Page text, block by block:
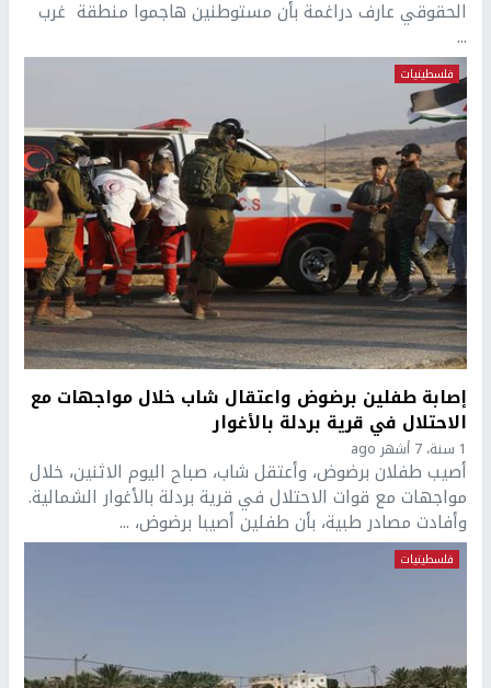
الحقوقي عارف دراغمة بأن مستوطنين هاجموا منطقة غرب
...
فلسطينيات
إصابة طفلين برضوض واعتقال شاب خلال مواجهات مع
الاحتلال في قرية بردلة بالأغوار
1 سنة، 7 أشهر ago
أصيب طفلان برضوض، وأعتقل شاب، صباح اليوم الاثنين، خلال
مواجهات مع قوات الاحتلال في قرية بردلة بالأغوار الشمالية.
وأفادت مصادر طبية، بأن طفلين أصيبا برضوض، ...
فلسطينيات